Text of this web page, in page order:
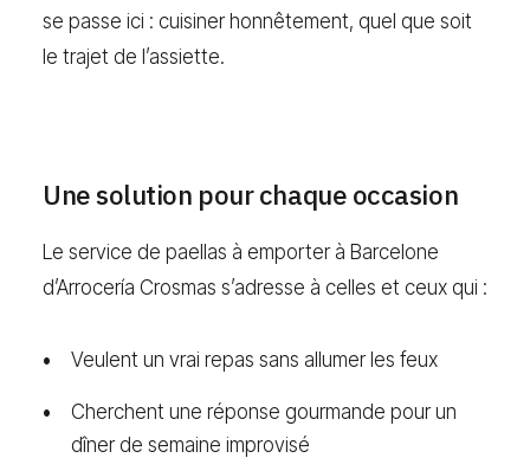
se passe ici : cuisiner honnêtement, quel que soit
le trajet de l’assiette.
Une solution pour chaque occasion
Le service de paellas à emporter à Barcelone
d’Arrocería Crosmas s’adresse à celles et ceux qui :
Veulent un vrai repas sans allumer les feux
Cherchent une réponse gourmande pour un
dîner de semaine improvisé